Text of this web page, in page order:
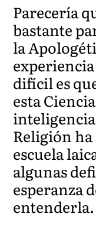
Parecería
bastante
la
difícil es
esta
Religión
escuela
algunas
esperanza
entenderla.